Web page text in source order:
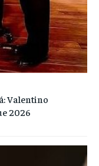
Valentino
2026